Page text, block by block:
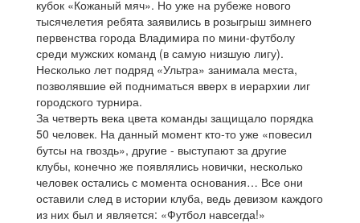
кубок «Кожаный мяч». Но уже на рубеже нового
тысячелетия ребята заявились в розыгрыш зимнего
первенства города Владимира по мини-футболу
среди мужских команд (в самую низшую лигу).
Несколько лет подряд «Ультра» занимала места,
позволявшие ей подниматься вверх в иерархии лиг
городского турнира.
За четверть века цвета команды защищало порядка
50 человек. На данный момент кто-то уже «повесил
бутсы на гвоздь», другие - выступают за другие
клубы, конечно же появлялись новички, несколько
человек остались с момента основания… Все они
оставили след в истории клуба, ведь девизом каждого
из них был и является: «Футбол навсегда!»